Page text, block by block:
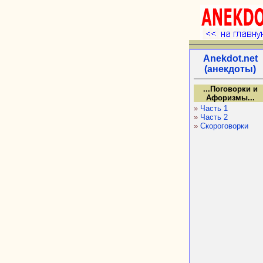
Anekdot.net
(анекдоты)
...Поговорки и
Афоризмы...
» Часть 1
» Часть 2
» Скороговорки